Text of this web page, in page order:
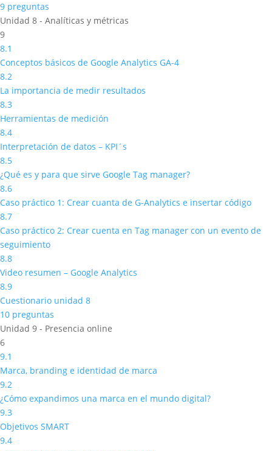
9 preguntas
Unidad 8 - Analíticas y métricas
9
8.1
Conceptos básicos de Google Analytics GA-4
8.2
La importancia de medir resultados
8.3
Herramientas de medición
8.4
Interpretación de datos – KPI´s
8.5
¿Qué es y para que sirve Google Tag manager?
8.6
Caso práctico 1: Crear cuanta de G-Analytics e insertar código
8.7
Caso práctico 2: Crear cuenta en Tag manager con un evento de
seguimiento
8.8
Video resumen – Google Analytics
8.9
Cuestionario unidad 8
10 preguntas
Unidad 9 - Presencia online
6
9.1
Marca, branding e identidad de marca
9.2
¿Cómo expandimos una marca en el mundo digital?
9.3
Objetivos SMART
9.4